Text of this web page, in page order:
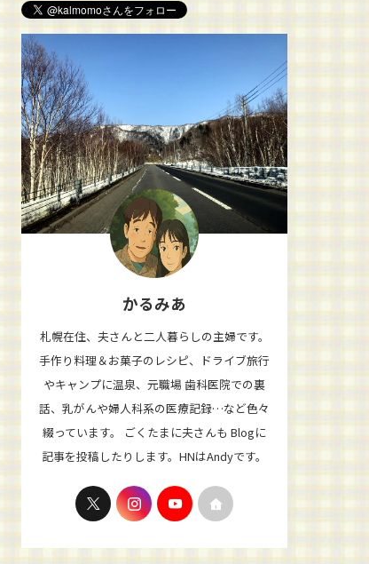
かるみあ
札幌在住、夫さんと二人暮らしの主婦です。
手作り料理＆お菓子のレシピ、ドライブ旅行
やキャンプに温泉、元職場 歯科医院での裏
話、乳がんや婦人科系の医療記録…など色々
綴っています。 ごくたまに夫さんも Blogに
記事を投稿したりします。HNはAndyです。